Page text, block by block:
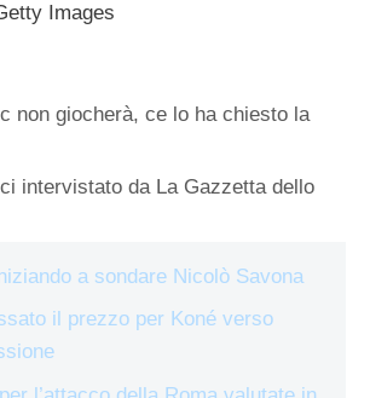
Images
non giocherà, ce lo ha chiesto la
intervistato da La Gazzetta dello
a sondare Nicolò Savona
il prezzo per Koné verso